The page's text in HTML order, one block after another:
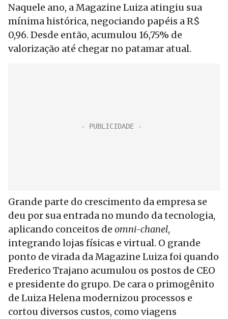
Naquele ano, a Magazine Luiza atingiu sua
mínima histórica, negociando papéis a R$
0,96. Desde então, acumulou 16,75% de
valorização até chegar no patamar atual.
Grande parte do crescimento da empresa se
deu por sua entrada no mundo da tecnologia,
aplicando conceitos de omni-chanel,
integrando lojas físicas e virtual. O grande
ponto de virada da Magazine Luiza foi quando
Frederico Trajano acumulou os postos de CEO
e presidente do grupo. De cara o primogênito
de Luiza Helena modernizou processos e
cortou diversos custos, como viagens